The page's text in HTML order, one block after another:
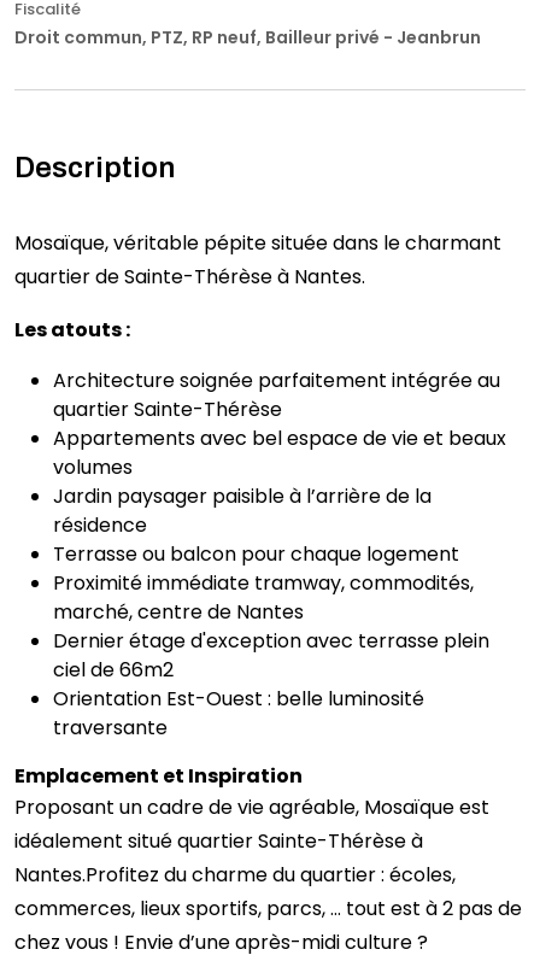
Fiscalité
Droit commun, PTZ, RP neuf, Bailleur privé - Jeanbrun
Description
Mosaïque, véritable pépite située dans le charmant
quartier de Sainte-Thérèse à Nantes.
Les atouts :
Architecture soignée parfaitement intégrée au
quartier Sainte-Thérèse
Appartements avec bel espace de vie et beaux
volumes
Jardin paysager paisible à l’arrière de la
résidence
Terrasse ou balcon pour chaque logement
Proximité immédiate tramway, commodités,
marché, centre de Nantes
Dernier étage d'exception avec terrasse plein
ciel de 66m2
Orientation Est-Ouest : belle luminosité
traversante
Emplacement et Inspiration
Proposant un cadre de vie agréable, Mosaïque est
idéalement situé quartier Sainte-Thérèse à
Nantes.Profitez du charme du quartier : écoles,
commerces, lieux sportifs, parcs, … tout est à 2 pas de
chez vous ! Envie d’une après-midi culture ?